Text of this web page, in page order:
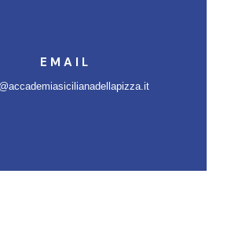
EMAIL